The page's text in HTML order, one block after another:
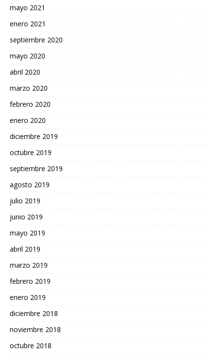
mayo 2021
enero 2021
septiembre 2020
mayo 2020
abril 2020
marzo 2020
febrero 2020
enero 2020
diciembre 2019
octubre 2019
septiembre 2019
agosto 2019
julio 2019
junio 2019
mayo 2019
abril 2019
marzo 2019
febrero 2019
enero 2019
diciembre 2018
noviembre 2018
octubre 2018